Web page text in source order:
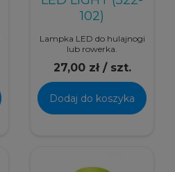
102)
Lampka LED do hulajnogi
lub rowerka.
27,00 zł / szt.
Dodaj do koszyka